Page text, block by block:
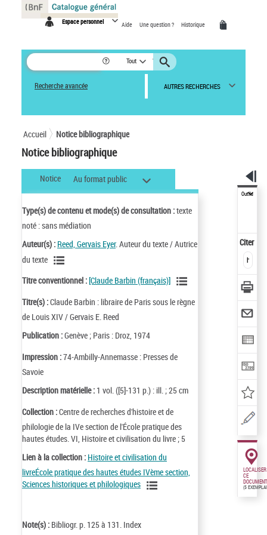
Espace personnel Aide Une question ? Historique
Tout
Recherche avancée AUTRES RECHERCHES
Accueil Notice bibliographique
Notice bibliographique
Notice Au format public
Type(s) de contenu et mode(s) de consultation :texte
noté : sans médiation
Auteur(s) : Reed, Gervais Eyer. Auteur du texte / Autrice
du texte
Titre conventionnel :[Claude Barbin (français)]
Titre(s) :Claude Barbin : libraire de Paris sous le règne
de Louis XIV / Gervais E. Reed
Publication :Genève ; Paris : Droz, 1974
Impression :74-Ambilly-Annemasse : Presses de
Savoie
Description matérielle : 1 vol. ([5]-131 p.) : ill. ; 25 cm
Collection :Centre de recherches d'histoire et de
philologie de la IVe section de l'École pratique des
hautes études. VI, Histoire et civilisation du livre ; 5
Lien à la collection : Histoire et civilisation du
livreÉcole pratique des hautes études IVème section,
Sciences historiques et philologiques
Note(s) : Bibliogr. p. 125 à 131. Index
Outils
Citer
LOCALISER
CE
DOCUMENT
(5
Panneau de gestion des cookies